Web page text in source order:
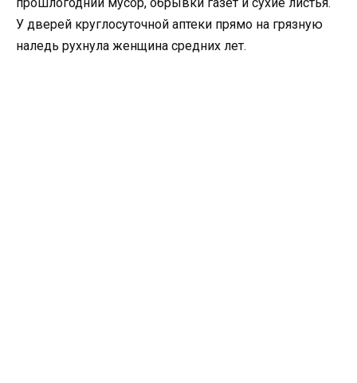
У дверей круглосуточной аптеки прямо на грязную
наледь рухнула женщина средних лет.